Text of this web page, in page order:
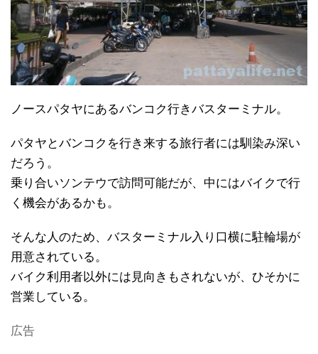
ノースパタヤにあるバンコク行きバスターミナル。
パタヤとバンコクを行き来する旅行者には馴染み深い
だろう。
乗り合いソンテウで訪問可能だが、中にはバイクで行
く機会があるかも。
そんな人のため、バスターミナル入り口横に駐輪場が
用意されている。
バイク利用者以外には見向きもされないが、ひそかに
営業している。
広告